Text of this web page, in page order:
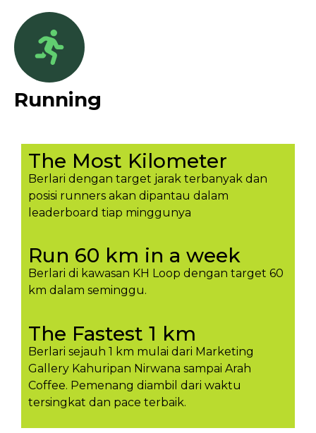
Running
The Most Kilometer
Berlari dengan target jarak terbanyak dan
posisi runners akan dipantau dalam
leaderboard tiap minggunya​
Run 60 km in a week
Berlari di kawasan KH Loop dengan target 60
km dalam seminggu.​
The Fastest 1 km
Berlari sejauh 1 km mulai dari Marketing
Gallery Kahuripan Nirwana sampai Arah
Coffee. Pemenang diambil dari waktu
tersingkat dan pace terbaik.